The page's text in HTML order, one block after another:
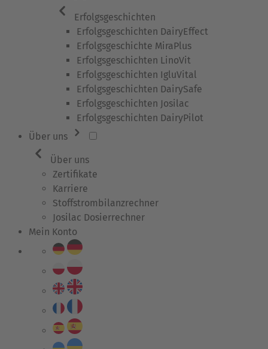
Erfolgsgeschichten
Erfolgsgeschichten DairyEffect
Erfolgsgeschichte MiraPlus
Erfolgsgeschichten LinoVit
Erfolgsgeschichten IgluVital
Erfolgsgeschichten DairySafe
Erfolgsgeschichten Josilac
Erfolgsgeschichten DairyPilot
Über uns
Über uns
Zertifikate
Karriere
Stoffstrombilanzrechner
Josilac Dosierrechner
Mein Konto